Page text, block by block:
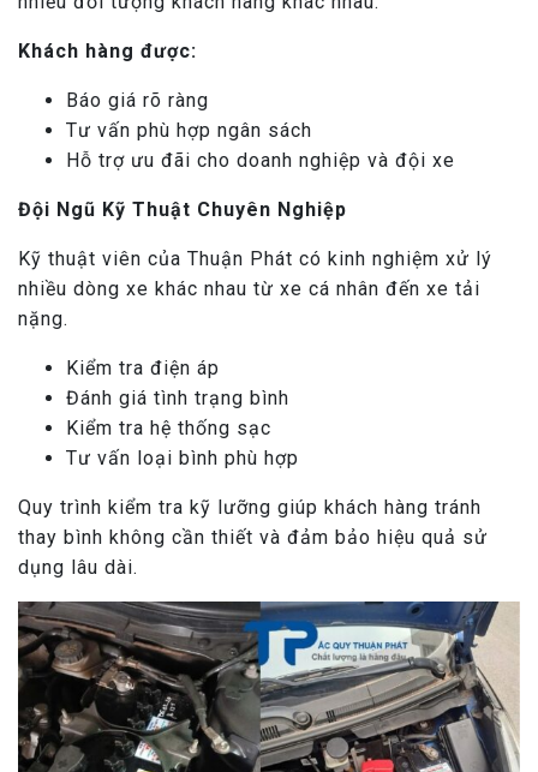
Khách hàng được:
Báo giá rõ ràng
Tư vấn phù hợp ngân sách
Hỗ trợ ưu đãi cho doanh nghiệp và đội xe
Đội Ngũ Kỹ Thuật Chuyên Nghiệp
Kỹ thuật viên của Thuận Phát có kinh nghiệm xử lý
nhiều dòng xe khác nhau từ xe cá nhân đến xe tải
nặng.
Kiểm tra điện áp
Đánh giá tình trạng bình
Kiểm tra hệ thống sạc
Tư vấn loại bình phù hợp
Quy trình kiểm tra kỹ lưỡng giúp khách hàng tránh
thay bình không cần thiết và đảm bảo hiệu quả sử
dụng lâu dài.